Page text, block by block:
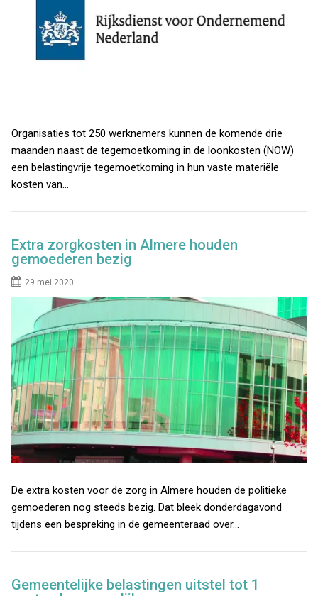
Organisaties tot 250 werknemers kunnen de komende drie
maanden naast de tegemoetkoming in de loonkosten (NOW)
een belastingvrije tegemoetkoming in hun vaste materiële
kosten van…
Extra zorgkosten in Almere houden
gemoederen bezig
29 mei 2020
De extra kosten voor de zorg in Almere houden de politieke
gemoederen nog steeds bezig. Dat bleek donderdagavond
tijdens een bespreking in de gemeenteraad over…
Gemeentelijke belastingen uitstel tot 1